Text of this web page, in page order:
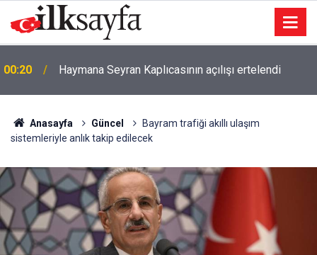
23:03 Şarkıcı Cansever hayatını kaybetti
Anasayfa Güncel
Bayram trafiği akıllı ulaşım
sistemleriyle anlık takip edilecek